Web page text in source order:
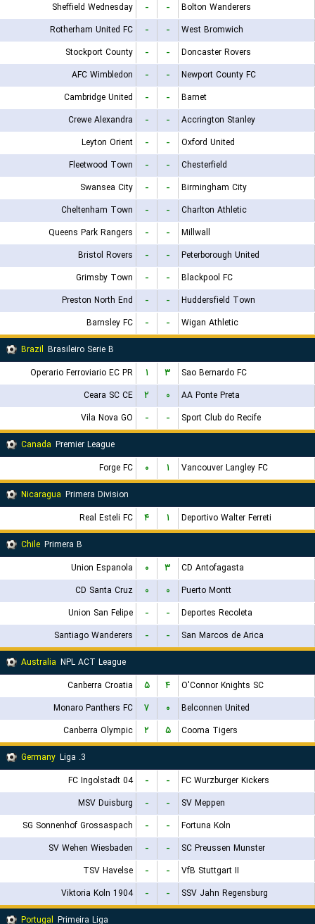
Sheffield Wednesday
- -
Bolton Wanderers
Rotherham United FC
- -
West Bromwich
Stockport County
- -
Doncaster Rovers
AFC Wimbledon
- -
Newport County FC
Cambridge United
- -
Barnet
Crewe Alexandra
- -
Accrington Stanley
Leyton Orient
- -
Oxford United
Fleetwood Town
- -
Chesterfield
Swansea City
- -
Birmingham City
Cheltenham Town
- -
Charlton Athletic
Queens Park Rangers
- -
Millwall
Bristol Rovers
- -
Peterborough United
Grimsby Town
- -
Blackpool FC
Preston North End
- -
Huddersfield Town
Barnsley FC
- -
Wigan Athletic
Brazil Brasileiro Serie B
Operario Ferroviario EC PR
۱ ۳
Sao Bernardo FC
Ceara SC CE
۲ ۰
AA Ponte Preta
Vila Nova GO
- -
Sport Club do Recife
Canada Premier League
Forge FC
۰ ۱
Vancouver Langley FC
Nicaragua Primera Division
Real Esteli FC
۴ ۱
Deportivo Walter Ferreti
Chile Primera B
Union Espanola
۰ ۳
CD Antofagasta
CD Santa Cruz
۰ ۰
Puerto Montt
Union San Felipe
- -
Deportes Recoleta
Santiago Wanderers
- -
San Marcos de Arica
Australia NPL ACT League
Canberra Croatia
۵ ۴
O'Connor Knights SC
Monaro Panthers FC
۷ ۰
Belconnen United
Canberra Olympic
۲ ۵
Cooma Tigers
Germany
3. Liga
FC Ingolstadt 04
- -
FC Wurzburger Kickers
MSV Duisburg
- -
SV Meppen
SG Sonnenhof Grossaspach
- -
Fortuna Koln
SV Wehen Wiesbaden
- -
SC Preussen Munster
TSV Havelse
- -
VfB Stuttgart II
Viktoria Koln 1904
- -
SSV Jahn Regensburg
Portugal Primeira Liga